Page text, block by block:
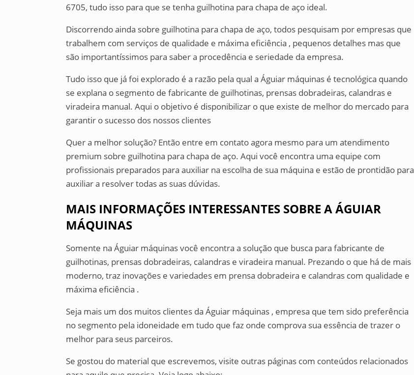
6705, tudo isso para que se tenha guilhotina para chapa de aço ideal.
Discorrendo ainda sobre guilhotina para chapa de aço, todos pesquisam por empresas que
trabalhem com serviços de qualidade e máxima eficiência , pequenos detalhes mas que
são importantíssimos para saber a procedência e seriedade da empresa.
Tudo isso que já foi explorado é a razão pela qual a Águiar máquinas é tecnológica quando
se explana o segmento de fabricante de guilhotinas, prensas dobradeiras, calandras e
viradeira manual. Aqui o objetivo é disponibilizar o que existe de melhor do mercado para
garantir o sucesso dos nossos clientes
Quer a melhor solução? Então entre em contato agora mesmo para um atendimento
premium sobre guilhotina para chapa de aço. Aqui você encontra uma equipe com
profissionais preparados para auxiliar na escolha de sua máquina e estão de prontidão para
auxiliar a resolver todas as suas dúvidas.
MAIS INFORMAÇÕES INTERESSANTES SOBRE A ÁGUIAR
MÁQUINAS
Somente na Águiar máquinas você encontra a solução que busca para fabricante de
guilhotinas, prensas dobradeiras, calandras e viradeira manual. Prezando o que há de mais
moderno, traz inovações e variedades em prensa dobradeira e calandras com qualidade e
máxima eficiência .
Seja mais um dos muitos clientes da Águiar máquinas , empresa que tem sido preferência
no segmento pela idoneidade em tudo que faz onde comprova sua essência de trazer o
melhor para seus parceiros.
Se gostou do material que escrevemos, visite outras páginas com conteúdos relacionados